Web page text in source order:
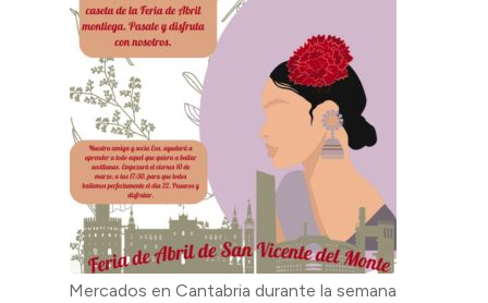
Mercados en Cantabria durante la semana